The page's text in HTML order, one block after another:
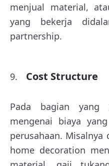
menjual material,
yang bekerja
partnership.
Cost Structure
Pada bagian yang
mengenai biaya
perusahaan.
home decoration